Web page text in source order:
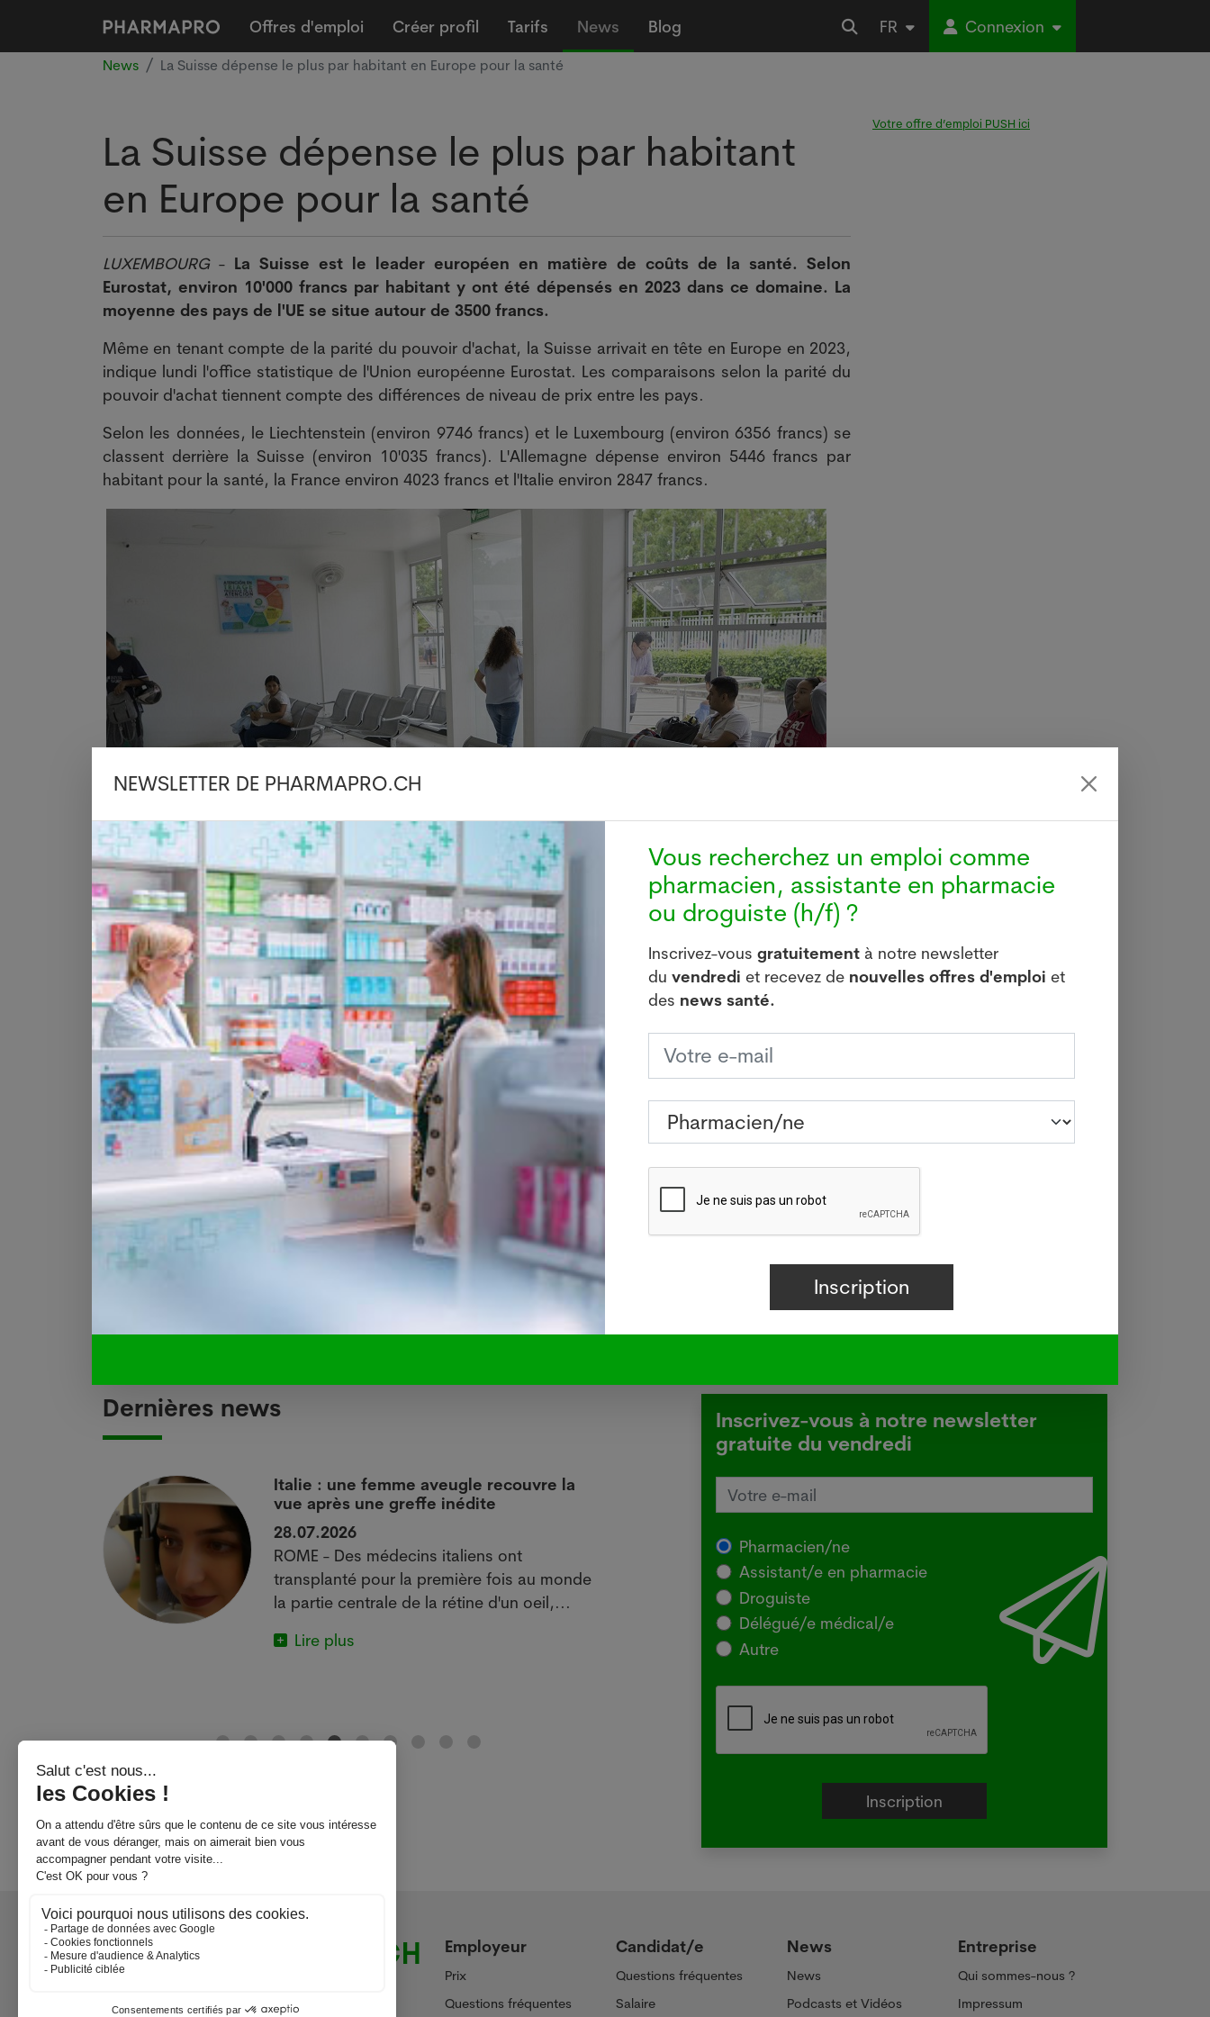
Offres d'emploi Créer profil Tarifs News Blog FR Connexion
News La Suisse dépense le plus par habitant en Europe pour la santé
La Suisse dépense le plus par habitant
en Europe pour la santé
LUXEMBOURG- La Suisse est le leader européen en matière de coûts de la santé. Selon
Eurostat, environ 10'000 francs par habitant y ont été dépensés en 2023 dans ce domaine. La
moyenne des pays de l'UE se situe autour de 3500 francs.
Même en tenant compte de la parité du pouvoir d'achat, la Suisse arrivait en tête en Europe en 2023,
indique lundi l'office statistique de l'Union européenne Eurostat. Les comparaisons selon la parité du
pouvoir d'achat tiennent compte des différences de niveau de prix entre les pays.
Selon les données, le Liechtenstein (environ 9746 francs) et le Luxembourg (environ 6356 francs) se
classent derrière la Suisse (environ 10'035 francs). L'Allemagne dépense environ 5446 francs par
habitant pour la santé, la France environ 4023 francs et l'Italie environ 2847 francs.
Les coûts de la santé augmentent
Par rapport à la performance économique, 11,7% du produit intérieur brut (PIB) a été dépensé pour la
santé en Suisse et en Allemagne, selon le communiqué. Suivent par la France (11,5%) et l'Autriche
(11,2%). En moyenne, 10% du PIB a été dépensé pour la santé dans l'Union européenne (UE).
Selon Eurostat, les coûts de la santé ont augmenté de 46% au sein de l'UE au cours des dix dernières
années, alors qu'ils ont augmenté de 65% en Suisse au cours de la même période. Selon les
statistiques, plusieurs pays de l'UE ont enregistré une augmentation de plus de 100%. La Roumanie a
enregistré la plus forte augmentation avec 145%.
Le 17 novembre 2025. Sources : Keystone-ATS. Crédits photos: Adobe Stock, Pixabay ou
Votre offre d’emploi PUSH ici
Dernières news
Italie : une femme aveugle recouvre la
vue après une greffe inédite
28.07.2026
ROME - Des médecins italiens ont
transplanté pour la première fois au monde
la partie centrale de la rétine d'un oeil,...
Lire plus
Les Japonaises, championnes mondiales
de la longévité
TOYKYO - Avec une espérance de vie
moyenne de 87,3 ans, les Japonaises
restent les femmes les plus âgées au
monde.
Inscrivez-vous à notre newsletter
gratuite du vendredi
Pharmacien/ne
Assistant/e en pharmacie
Droguiste
Délégué/e médical/e
Autre
Employeur
Prix
Questions fréquentes
Candidat/e
Questions fréquentes
Salaire
News
News
Podcasts et Vidéos
Entreprise
Qui sommes-nous ?
Impressum
NEWSLETTER DE PHARMAPRO.CH
Vous recherchez un emploi comme
pharmacien, assistante en pharmacie
ou droguiste (h/f) ?
Inscrivez-vous gratuitement à notre newsletter
du vendredi et recevez de nouvelles offres d'emploi et
des news santé.